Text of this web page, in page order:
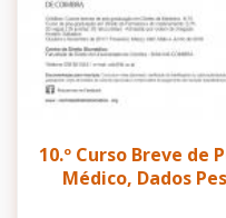
10.º Curso Breve de
Médico, Dados